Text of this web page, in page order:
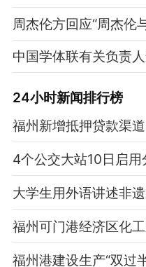
周杰伦方回应“周杰伦
中国学体联有关负责
24小时新闻排行榜
福州新增抵押贷款渠
大学生用外语讲述非
福州港建设生产“双过